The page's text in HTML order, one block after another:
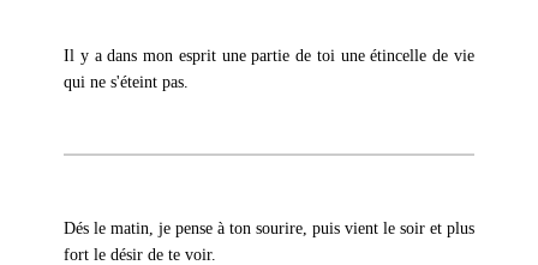
Il y a dans mon esprit une partie de toi une étincelle de vie
qui ne s'éteint pas.
Dés le matin, je pense à ton sourire, puis vient le soir et plus
fort le désir de te voir.